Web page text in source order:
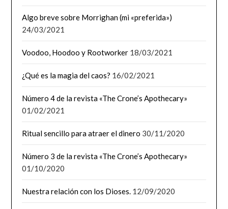
Algo breve sobre Morrighan (mi «preferida»)
24/03/2021
Voodoo, Hoodoo y Rootworker 18/03/2021
¿Qué es la magia del caos? 16/02/2021
Número 4 de la revista «The Crone’s Apothecary»
01/02/2021
Ritual sencillo para atraer el dinero 30/11/2020
Número 3 de la revista «The Crone’s Apothecary»
01/10/2020
Nuestra relación con los Dioses. 12/09/2020